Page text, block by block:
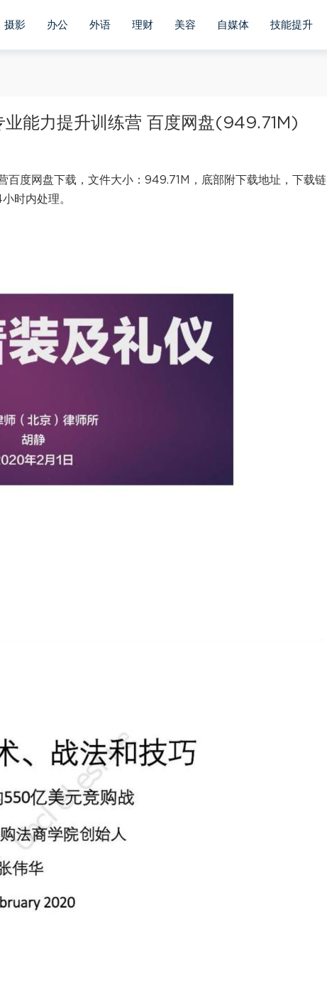
摄影 办公 外语 理财 美容 自媒体 技能提升
能力提升训练营 百度网盘(949.71M)
度网盘下载，文件大小：949.71M，底部附下载地址，下载链
时内处理。